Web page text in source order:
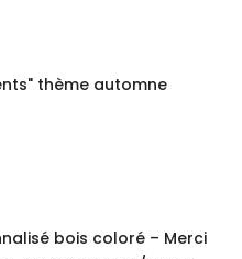
thème automne
bois coloré – Merci